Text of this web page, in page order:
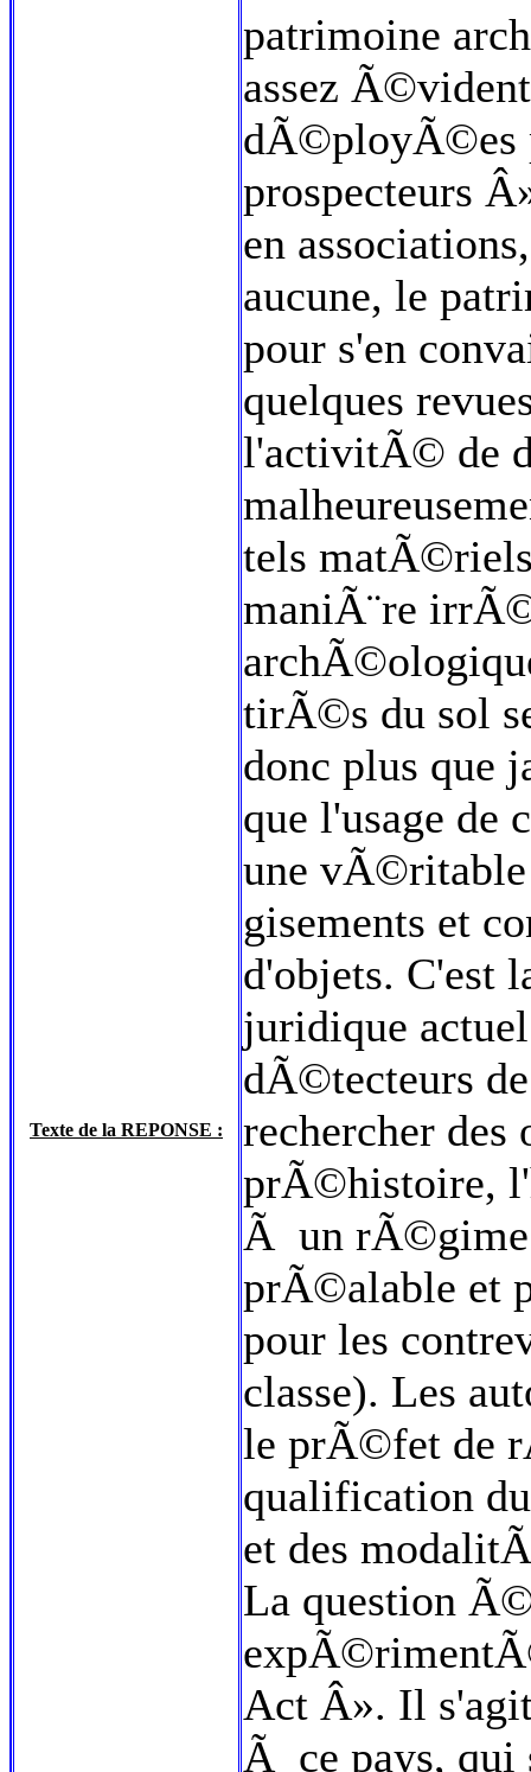
Texte de la REPONSE :
patrimoine
assez
dÃ©ployÃ©es
prospecteurs
en
aucune, le
pour s'en
quelques
l'activitÃ© de
tels
maniÃ¨re
tirÃ©s du sol
donc plus que
que l'usage de
une
gisements et
d'objets. C'est
juridique
dÃ©tecteurs
rechercher
prÃ©histoire,
Ã un rÃ©gime
prÃ©alable et
pour les
classe). Les
le prÃ©fet de
qualification
et des
La question
Act Â». Il
Ã ce pays, qui